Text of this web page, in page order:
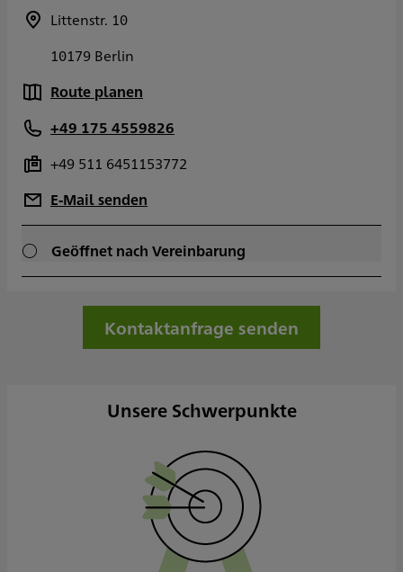
Littenstr. 10
10179 Berlin
Route planen
+49 175 4559826
+49 511 6451153772
E-Mail senden
Geöffnet nach Vereinbarung
Kontaktanfrage senden
Unsere Schwerpunkte